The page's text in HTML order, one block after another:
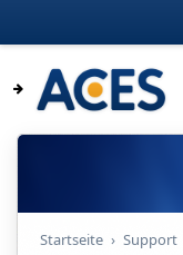
Startseite › Support